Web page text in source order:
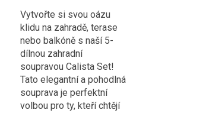
Vytvořte si svou oázu
klidu na zahradě, terase
nebo balkóně s naší 5-
dílnou zahradní
soupravou Calista Set!
Tato elegantní a pohodlná
souprava je perfektní
volbou pro ty, kteří chtějí